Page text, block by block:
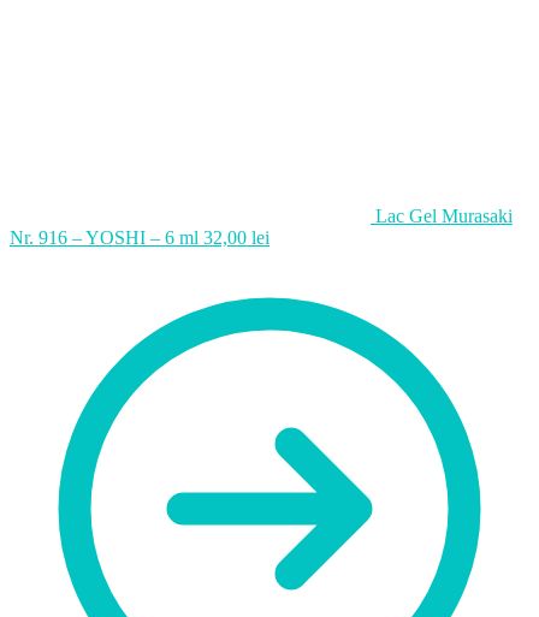
Lac Gel Murasaki
Nr. 916 – YOSHI – 6 ml 32,00 lei